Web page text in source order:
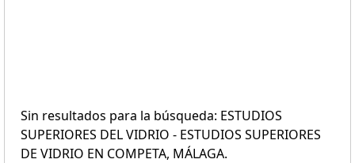
Sin resultados para la búsqueda: ESTUDIOS
SUPERIORES DEL VIDRIO - ESTUDIOS SUPERIORES
DE VIDRIO EN COMPETA, MÁLAGA.